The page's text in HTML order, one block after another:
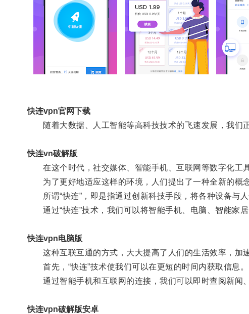
快连vpn官网下载
随着大数据、人工智能等高科技技术的飞速发展，我们正
快连vn破解版
在这个时代，社交媒体、智能手机、互联网等数字化工
为了更好地适应这样的环境，人们提出了一种全新的概
所谓“快连”，即是指通过创新科技手段，将各种设备与人
通过“快连”技术，我们可以将智能手机、电脑、智能家居
快连vpn电脑版
这种互联互通的方式，大大提高了人们的生活效率，加
首先，“快连”技术使我们可以在更短的时间内获取信息。
通过智能手机和互联网的连接，我们可以即时查阅新闻
快连vpn破解版安卓